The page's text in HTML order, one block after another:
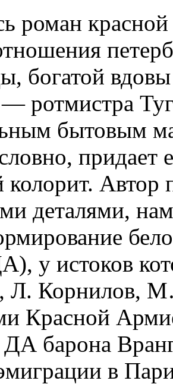
роман
богатой
— ротмистра
бытовым
придает
Автор
деталями,
у истоков
Л. Корнилов,
Красной
ДА барона
в